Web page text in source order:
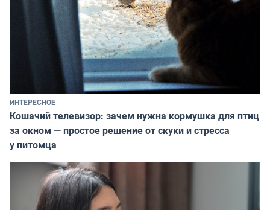
ИНТЕРЕСНОЕ
Кошачий телевизор: зачем нужна кормушка для птиц
за окном — простое решение от скуки и стресса
у питомца